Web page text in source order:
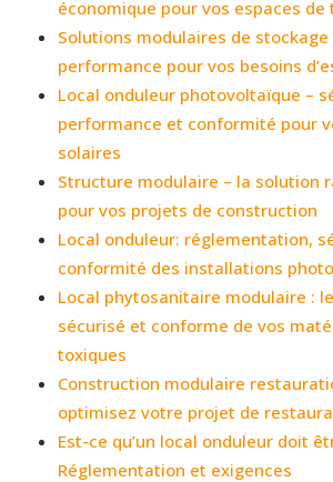
économique pour vos espaces de
Solutions modulaires de
performance pour vos besoins
Local onduleur photovoltaïque –
performance et conformité pour
solaires
Structure modulaire – la solution
pour vos projets de construction
Local onduleur: réglementation,
conformité des installations
Local phytosanitaire modulaire :
sécurisé et conforme de vos
toxiques
Construction modulaire
optimisez votre projet de
Est-ce qu’un local onduleur doit
Réglementation et exigences